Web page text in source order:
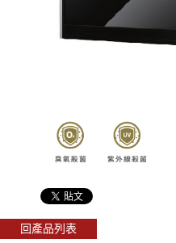
回產品列表